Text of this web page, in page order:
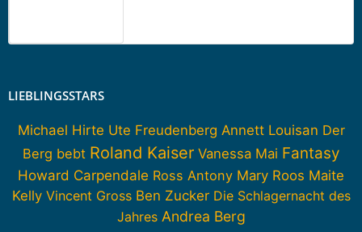
LIEBLINGSSTARS
Michael Hirte Ute Freudenberg Annett Louisan Der
Berg bebt Roland Kaiser Vanessa Mai Fantasy
Howard Carpendale Ross Antony Mary Roos Maite
Kelly Vincent Gross Ben Zucker Die Schlagernacht des
Jahres Andrea Berg